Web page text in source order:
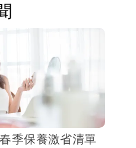
季保養激省清單